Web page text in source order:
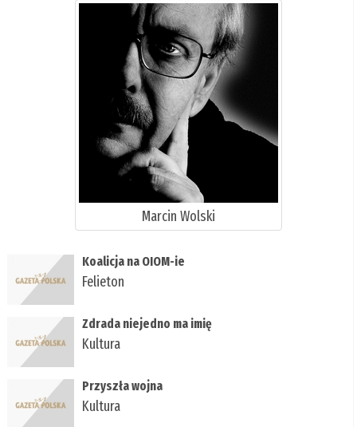
Marcin Wolski
Koalicja na OIOM-ie
Felieton
Zdrada niejedno ma imię
Kultura
Przyszła wojna
Kultura